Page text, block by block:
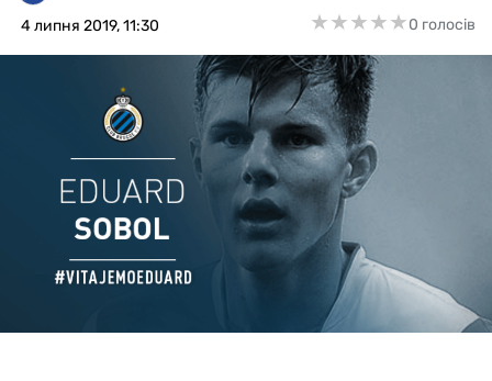
4 липня 2019, 11:30
★★★★★
★★★★★0 голосів